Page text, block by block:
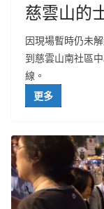
慈雲山的
因現場暫時仍未
到慈雲山南社區
線。
更多